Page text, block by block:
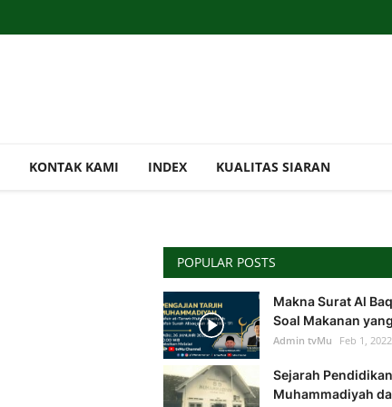
KONTAK KAMI INDEX KUALITAS SIARAN
POPULAR POSTS
Makna Surat Al
Soal Makanan
Admin tvMu Feb 1, 2022
Sejarah Pendidikan
Muhammadiyah